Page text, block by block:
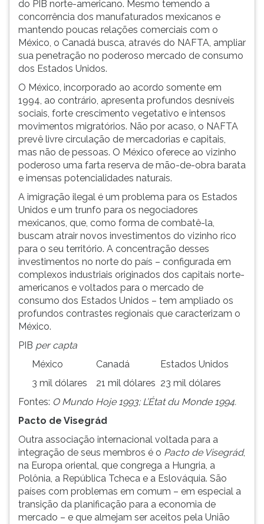
do PIB norte-americano. Mesmo temendo a
concorrência dos manufaturados mexicanos e
mantendo poucas relações comerciais com o
México, o Canadá busca, através do NAFTA, ampliar
sua penetração no poderoso mercado de consumo
dos Estados Unidos.
O México, incorporado ao acordo somente em
1994, ao contrário, apresenta profundos desníveis
sociais, forte crescimento vegetativo e intensos
movimentos migratórios. Não por acaso, o NAFTA
prevê livre circulação de mercadorias e capitais,
mas não de pessoas. O México oferece ao vizinho
poderoso uma farta reserva de mão-de-obra barata
e imensas potencialidades naturais.
A imigração ilegal é um problema para os Estados
Unidos e um trunfo para os negociadores
mexicanos, que, como forma de combatê-la,
buscam atrair novos investimentos do vizinho rico
para o seu território. A concentração desses
investimentos no norte do país – configurada em
complexos industriais originados dos capitais norte-
americanos e voltados para o mercado de
consumo dos Estados Unidos – tem ampliado os
profundos contrastes regionais que caracterizam o
México.
PIB per capta
México
Canadá
Estados Unidos
3 mil dólares
21 mil dólares 23 mil dólares
Fontes: O Mundo Hoje 1993; L’État du Monde 1994.
Pacto de Visegrád
Outra associação internacional voltada para a
integração de seus membros é o Pacto de Visegrád,
na Europa oriental, que congrega a Hungria, a
Polônia, a República Tcheca e a Eslováquia. São
países com problemas em comum – em especial a
transição da planificação para a economia de
mercado – e que almejam ser aceitos pela União